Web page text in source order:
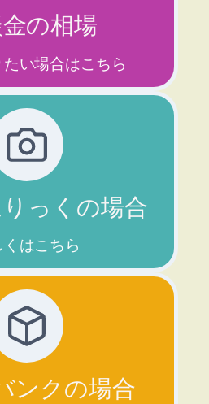
の相場
い場合はこちら
っくの場合
はこちら
ンクの場合